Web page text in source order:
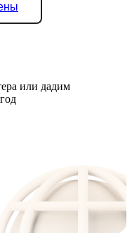
или дадим